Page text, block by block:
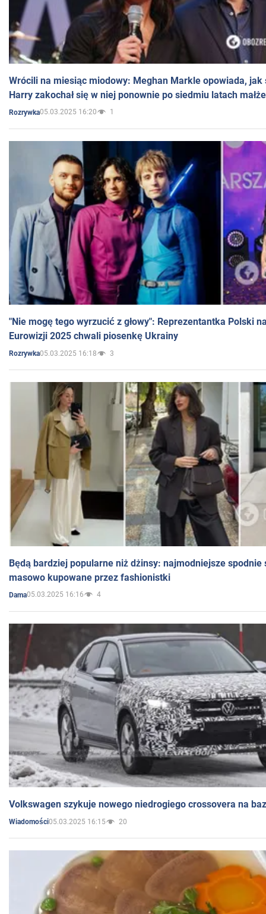
Wrócili na miesiąc miodowy: Meghan Markle opowiada, jak
Harry zakochał się w niej ponownie po siedmiu latach
Rozrywka05.03.2025 16:20 1
"Nie mogę tego wyrzucić z głowy": Reprezentantka Polski
Eurowizji 2025 chwali piosenkę Ukrainy
Rozrywka05.03.2025 16:18 3
Będą bardziej popularne niż dżinsy: najmodniejsze spodnie
masowo kupowane przez fashionistki
Dama05.03.2025 16:16 4
Volkswagen szykuje nowego niedrogiego crossovera na
Wiadomości05.03.2025 16:15 20